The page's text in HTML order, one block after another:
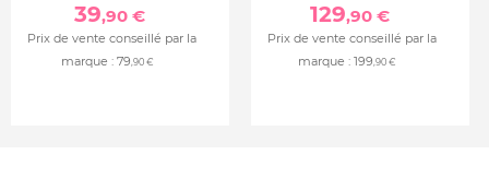
39,90 €
Prix de vente conseillé par la
marque : 79,90 €
129,90 €
Prix de vente conseillé par la
marque : 199,90 €